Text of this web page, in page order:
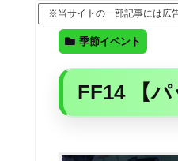
※当サイトの一部記事には広
季節イベント
FF14 【